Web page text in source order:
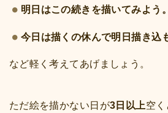
明日はこの続きを描いてみよう。
今日は描くの休んで明日描き込
など軽く考えてあげましょう。
ただ絵を描かない日が3日以上空く